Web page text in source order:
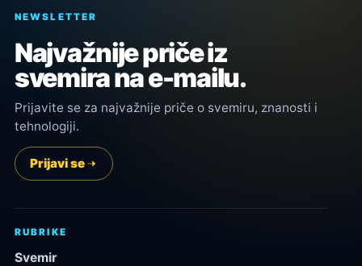
NEWSLETTER
Najvažnije priče iz
svemira na e-mailu.
Prijavite se za najvažnije priče o svemiru, znanosti i
tehnologiji.
Prijavi se
RUBRIKE
Svemir